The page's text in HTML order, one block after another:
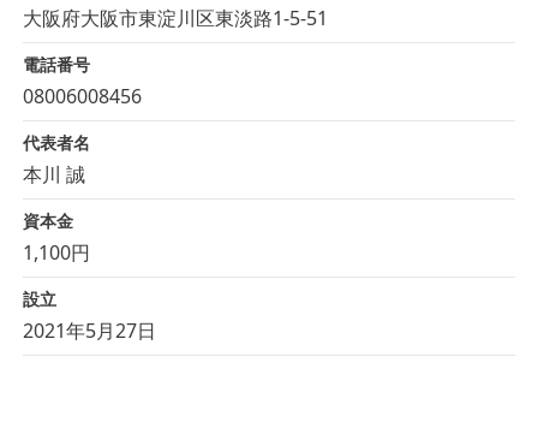
大阪府大阪市東淀川区東淡路1-5-51
電話番号
08006008456
代表者名
本川 誠
資本金
1,100円
設立
2021年5月27日